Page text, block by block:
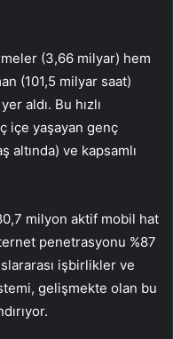
(3,66 milyar) hem
(101,5 milyar saat)
aldı. Bu hızlı
içe yaşayan genç
altında) ve kapsamlı
milyon aktif mobil hat
penetrasyonu %87
işbirlikler ve
gelişmekte olan bu